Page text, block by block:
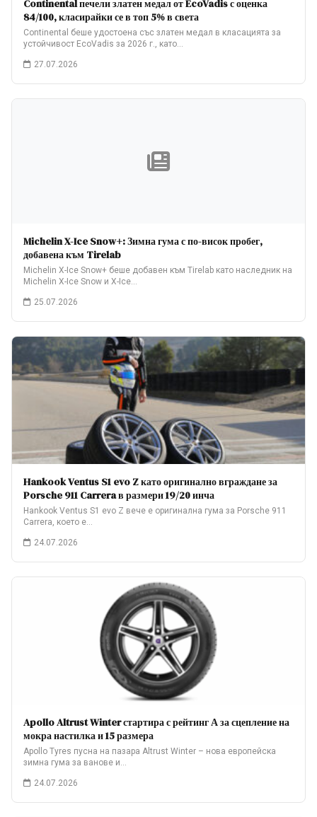
Continental печели златен медал от EcoVadis с оценка
84/100, класирайки се в топ 5% в света
Continental беше удостоена със златен медал в класацията за
устойчивост EcoVadis за 2026 г., като…
27.07.2026
Michelin X-Ice Snow+: Зимна гума с по-висок пробег,
добавена към Tirelab
Michelin X-Ice Snow+ беше добавен към Tirelab като наследник на
Michelin X-Ice Snow и X-Ice…
25.07.2026
Hankook Ventus S1 evo Z като оригинално вграждане за
Porsche 911 Carrera в размери 19/20 инча
Hankook Ventus S1 evo Z вече е оригинална гума за Porsche 911
Carrera, което е…
24.07.2026
Apollo Altrust Winter стартира с рейтинг А за сцепление на
мокра настилка и 15 размера
Apollo Tyres пусна на пазара Altrust Winter – нова европейска
зимна гума за ванове и…
24.07.2026